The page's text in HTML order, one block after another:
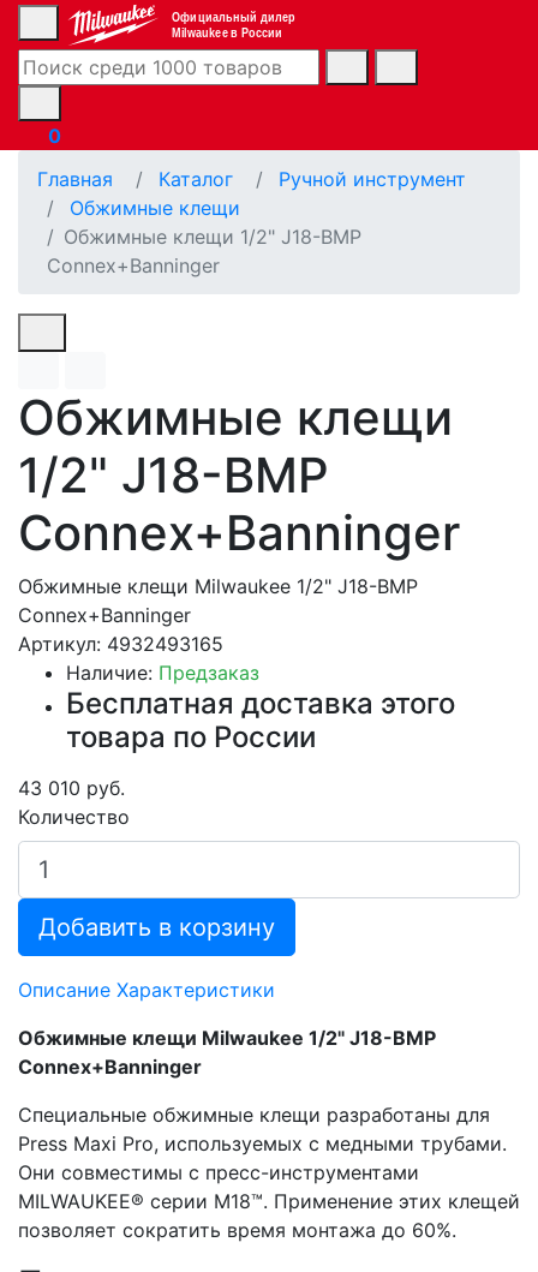
Официальный дилер
Milwaukee в России
0
Главная
Каталог
Ручной инструмент
Обжимные клещи
Обжимные клещи 1/2" J18-BMP
Connex+Banninger
Обжимные клещи
1/2" J18-BMP
Connex+Banninger
Обжимные клещи Milwaukee 1/2" J18-BMP
Connex+Banninger
Артикул: 4932493165
Наличие: Предзаказ
Бесплатная доставка этого
товара по России
43 010 руб.
Количество
Добавить в корзину
Описание Характеристики
Обжимные клещи Milwaukee 1/2" J18-BMP
Connex+Banninger
Специальные обжимные клещи разработаны для
Press Maxi Pro, используемых с медными трубами.
Они совместимы с пресс-инструментами
MILWAUKEE® серии M18™. Применение этих клещей
позволяет сократить время монтажа до 60%.